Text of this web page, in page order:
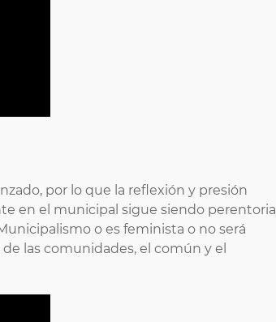
por lo que la reflexión y presión
en el municipal sigue siendo perentoria
o es feminista o no será
las comunidades, el común y el